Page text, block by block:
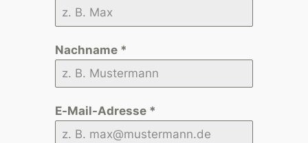
Nachname *
E-Mail-Adresse *